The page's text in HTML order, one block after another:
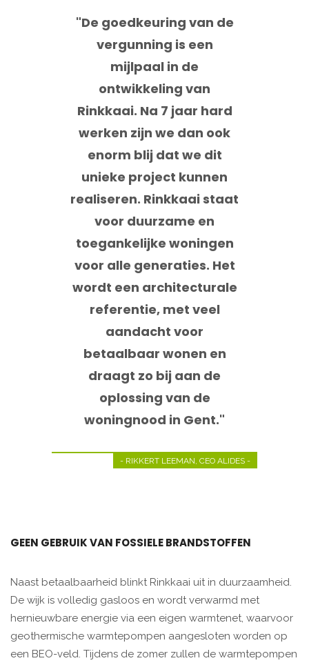
"De goedkeuring van de
vergunning is een
mijlpaal in de
ontwikkeling van
Rinkkaai. Na 7 jaar hard
werken zijn we dan ook
enorm blij dat we dit
unieke project kunnen
realiseren. Rinkkaai staat
voor duurzame en
toegankelijke woningen
voor alle generaties. Het
wordt een architecturale
referentie, met veel
aandacht voor
betaalbaar wonen en
draagt zo bij aan de
oplossing van de
woningnood in Gent."
- RIKKERT LEEMAN, CEO ALIDES -
GEEN GEBRUIK VAN FOSSIELE BRANDSTOFFEN
Naast betaalbaarheid blinkt Rinkkaai uit in duurzaamheid.
De wijk is volledig gasloos en wordt verwarmd met
hernieuwbare energie via een eigen warmtenet, waarvoor
geothermische warmtepompen aangesloten worden op
een BEO-veld. Tijdens de zomer zullen de warmtepompen